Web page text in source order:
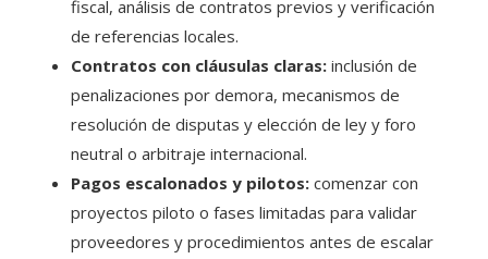
fiscal, análisis de contratos previos y verificación
de referencias locales.
Contratos con cláusulas claras: inclusión de
penalizaciones por demora, mecanismos de
resolución de disputas y elección de ley y foro
neutral o arbitraje internacional.
Pagos escalonados y pilotos: comenzar con
proyectos piloto o fases limitadas para validar
proveedores y procedimientos antes de escalar